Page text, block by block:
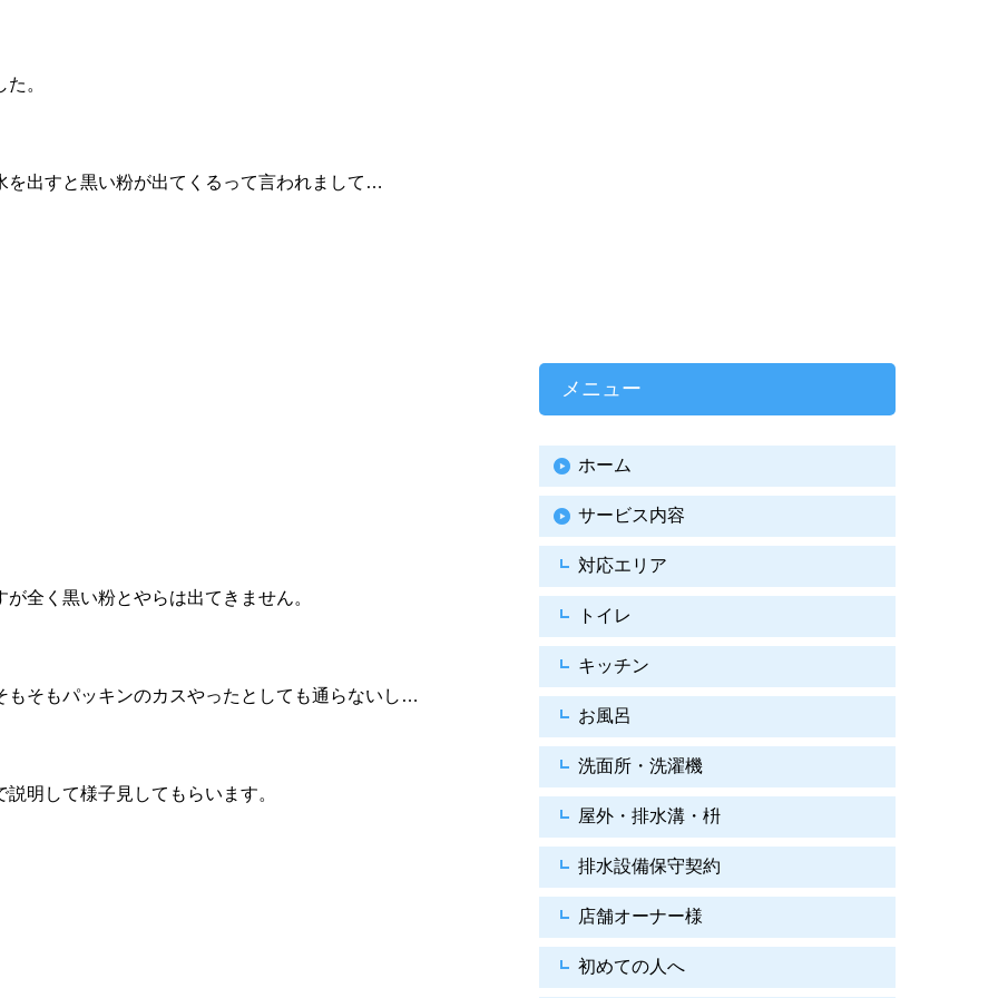
。
を出すと黒い粉が出てくるって言われまして…
全く黒い粉とやらは出てきません。
そもパッキンのカスやったとしても通らないし…
明して様子見してもらいます。
メニュー
ホーム
サービス内容
対応エリア
トイレ
キッチン
お風呂
洗面所・洗濯機
屋外・排水溝・枡
排水設備保守契約
店舗オーナー様
初めての人へ